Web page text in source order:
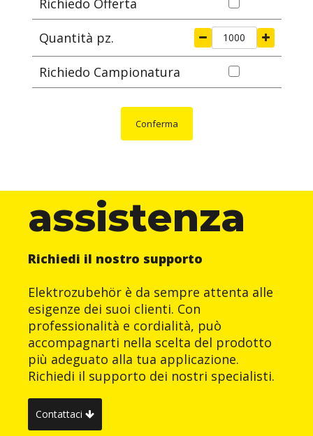
Richiedo Offerta
Quantità pz.
Richiedo Campionatura
Conferma
assistenza
Richiedi il nostro supporto
Elektrozubehör è da sempre attenta alle
esigenze dei suoi clienti. Con
professionalità e cordialità, può
accompagnarti nella scelta del prodotto
più adeguato alla tua applicazione.
Richiedi il supporto dei nostri specialisti.
Contattaci